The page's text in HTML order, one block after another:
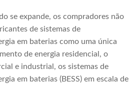
se expande, os compradores não
de sistemas de
em baterias como uma única
de energia residencial, o
e industrial, os sistemas de
em baterias (BESS) em escala de